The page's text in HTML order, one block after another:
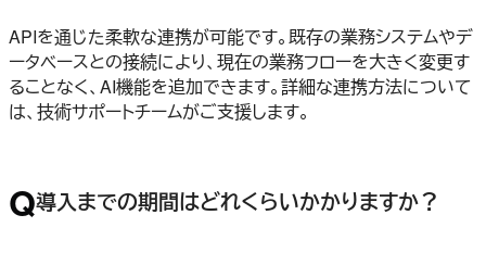
APIを通じた柔軟な連携が可能です。既存の業務システムやデ
ータベースとの接続により、現在の業務フローを大きく変更す
ることなく、AI機能を追加できます。詳細な連携方法について
は、技術サポートチームがご支援します。
Q導入までの期間はどれくらいかかりますか？